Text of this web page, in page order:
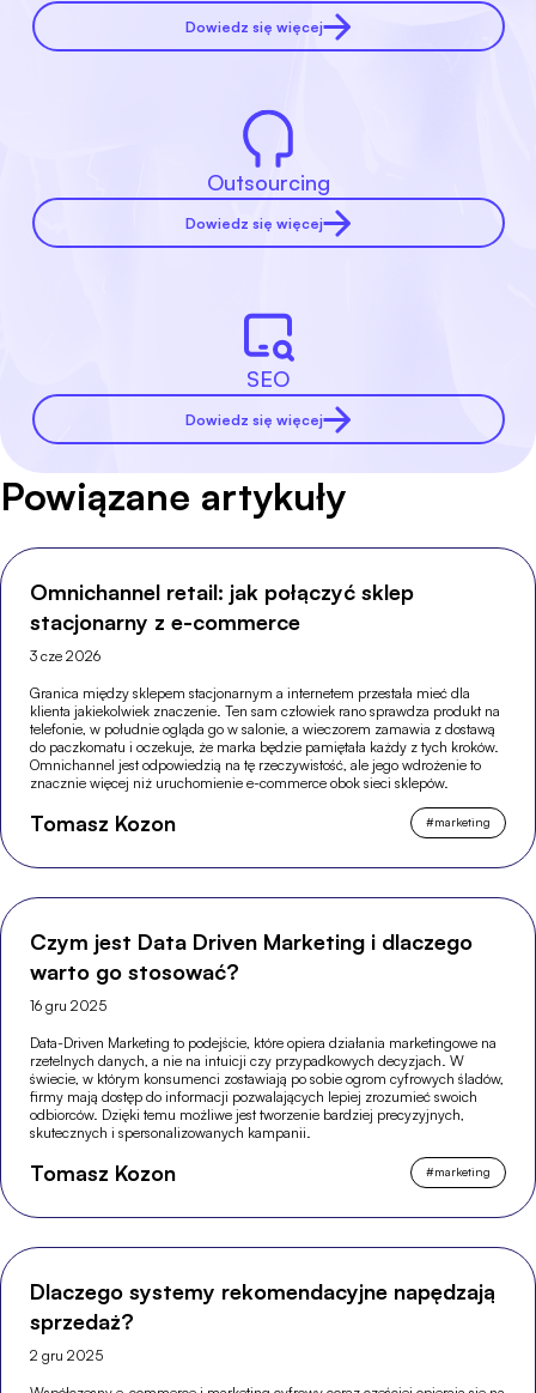
Dowiedz się więcej
Outsourcing
Dowiedz się więcej
SEO
Dowiedz się więcej
Powiązane artykuły
Omnichannel retail: jak połączyć sklep
stacjonarny z e-commerce
3 cze 2026
Granica między sklepem stacjonarnym a internetem przestała mieć dla
klienta jakiekolwiek znaczenie. Ten sam człowiek rano sprawdza produkt na
telefonie, w południe ogląda go w salonie, a wieczorem zamawia z dostawą
do paczkomatu i oczekuje, że marka będzie pamiętała każdy z tych kroków.
Omnichannel jest odpowiedzią na tę rzeczywistość, ale jego wdrożenie to
znacznie więcej niż uruchomienie e-commerce obok sieci sklepów.
Tomasz Kozon #marketing
Czym jest Data Driven Marketing i dlaczego
warto go stosować?
16 gru 2025
Data-Driven Marketing to podejście, które opiera działania marketingowe na
rzetelnych danych, a nie na intuicji czy przypadkowych decyzjach. W
świecie, w którym konsumenci zostawiają po sobie ogrom cyfrowych śladów,
firmy mają dostęp do informacji pozwalających lepiej zrozumieć swoich
odbiorców. Dzięki temu możliwe jest tworzenie bardziej precyzyjnych,
skutecznych i spersonalizowanych kampanii.
Tomasz Kozon #marketing
Dlaczego systemy rekomendacyjne napędzają
sprzedaż?
2 gru 2025